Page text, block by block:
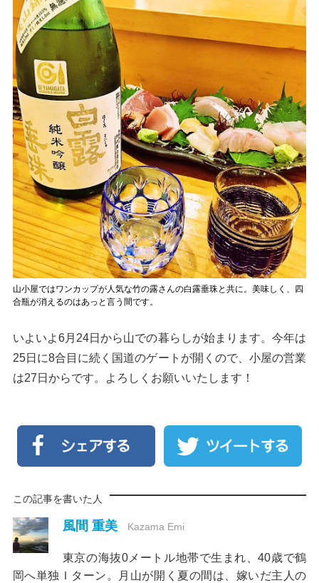
山小屋ではワンカップが人気な竹の露さんの白露垂珠と共に。美味しく、四
合瓶が消えるのはあっと言う間です。
いよいよ6月24日から山での暮らしが始まります。今年は
25日に8合目に続く国道のゲートが開くので、小屋の営業
は27日からです。よろしくお願いいたします！
この記事を書いた人
風間 重美 Kazama Emi
東京の海抜0メートル地帯で生まれ、40歳で鶴
岡へ単独Ｉターン。月山が開く夏の間は、嫁いだ主人の